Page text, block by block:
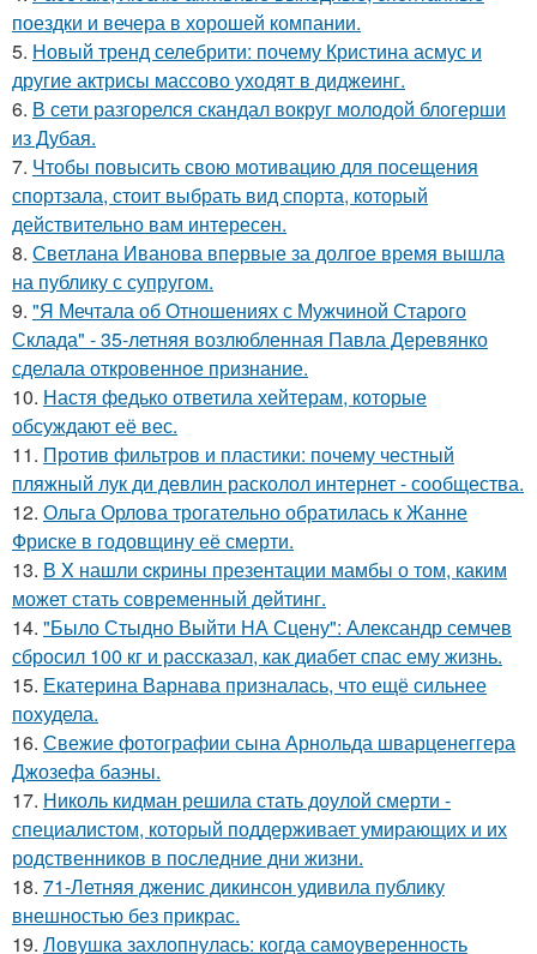
поездки и вечера в хорошей компании.
5. Новый тренд селебрити: почему Кристина асмус и
другие актрисы массово уходят в диджеинг.
6. В сети разгорелся скандал вокруг молодой блогерши
из Дубая.
7. Чтобы повысить свою мотивацию для посещения
спортзала, стоит выбрать вид спорта, который
действительно вам интересен.
8. Светлана Иванова впервые за долгое время вышла
на публику с супругом.
9. "Я Мечтала об Отношениях с Мужчиной Старого
Склада" - 35-летняя возлюбленная Павла Деревянко
сделала откровенное признание.
10. Настя федько ответила хейтерам, которые
обсуждают её вес.
11. Против фильтров и пластики: почему честный
пляжный лук ди девлин расколол интернет - сообщества.
12. Ольга Орлова трогательно обратилась к Жанне
Фриске в годовщину её смерти.
13. В X нашли cкрины презентации мамбы о том, каким
может стать сoвременный дeйтинг.
14. "Было Стыдно Выйти НА Сцену": Александр семчев
сбросил 100 кг и рассказал, как диабет спас ему жизнь.
15. Екатерина Варнава призналась, что ещё сильнее
похудела.
16. Свежие фотографии сына Арнольда шварценеггера
Джозефа баэны.
17. Николь кидман решила стать доулой смерти -
специалистом, который поддерживает умирающих и их
родственников в последние дни жизни.
18. 71-Летняя дженис дикинсон удивила публику
внешностью без прикрас.
19. Ловушка захлопнулась: когда самоуверенность